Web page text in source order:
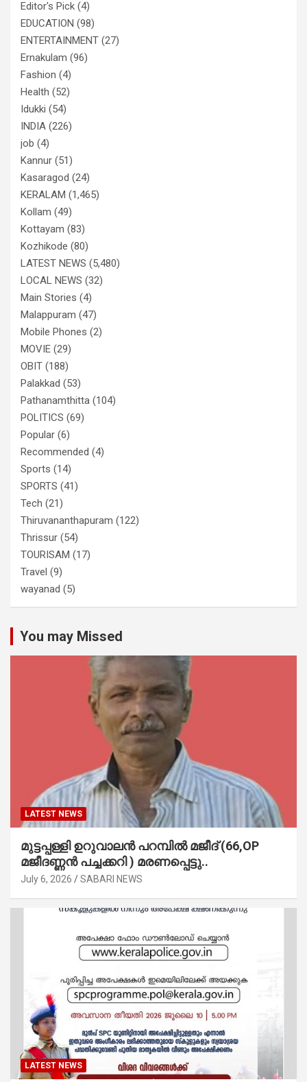
Editor's Pick (4)
EDUCATION (98)
ENTERTAINMENT (27)
Ernakulam (96)
Fashion (4)
Health (52)
Idukki (54)
INDIA (226)
job (4)
Kannur (51)
Kasaragod (24)
KERALAM (1,465)
Kollam (49)
Kottayam (83)
Kozhikode (80)
LATEST NEWS (5,480)
LOCAL NEWS (32)
Main Stories (4)
Malappuram (47)
Mobile Phones (2)
MOVIE (29)
OBIT (188)
Palakkad (53)
Pathanamthitta (104)
POLITICS (69)
Popular (6)
Recommended (4)
Sports (14)
SPORTS (41)
Tech (21)
Thiruvananthapuram (122)
Thrissur (54)
TOURISAM (17)
Travel (9)
wayanad (5)
You may Missed
LATEST NEWS
മുട്ടപ്പള്ളി ഉറുവാലൻ പറമ്പിൽ മജീദ് (66,OP
മജീദണ്ണൻ പച്ചക്കറി ) മരണപ്പെട്ടു..
July 6, 2026 SABARI NEWS
LATEST NEWS